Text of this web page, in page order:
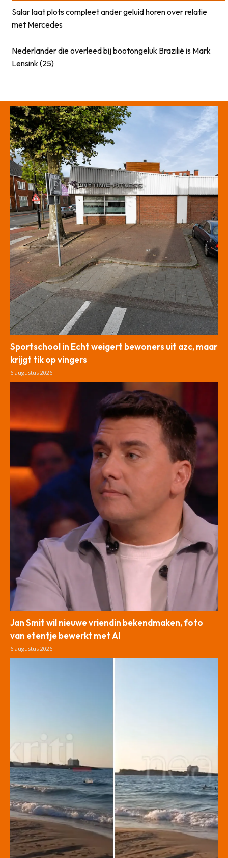
Salar laat plots compleet ander geluid horen over relatie
met Mercedes
Nederlander die overleed bij bootongeluk Brazilië is Mark
Lensink (25)
Sportschool in Echt weigert bewoners uit azc, maar
krijgt tik op vingers
6 augustus 2026
Jan Smit wil nieuwe vriendin bekendmaken, foto
van etentje bewerkt met AI
6 augustus 2026